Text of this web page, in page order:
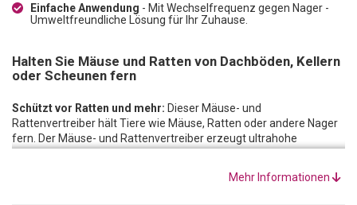
Einfache Anwendung - Mit Wechselfrequenz gegen Nager -
Umweltfreundliche Lösung für Ihr Zuhause.
Halten Sie Mäuse und Ratten von Dachböden, Kellern
oder Scheunen fern
Schützt vor Ratten und mehr: Dieser Mäuse- und
Rattenvertreiber hält Tiere wie Mäuse, Ratten oder andere Nager
fern. Der Mäuse- und Rattenvertreiber erzeugt ultrahohe
Dachisolierungen oder in Kellern und sorgen für Unruhen. Mit dem
Mehr Informationen